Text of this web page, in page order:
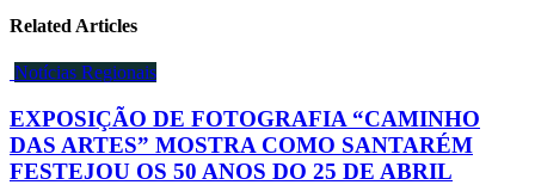
Related Articles
Notícias Regionais
EXPOSIÇÃO DE FOTOGRAFIA “CAMINHO
DAS ARTES” MOSTRA COMO SANTARÉM
FESTEJOU OS 50 ANOS DO 25 DE ABRIL